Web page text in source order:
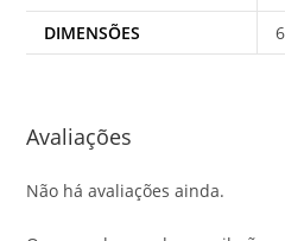
DIMENSÕES
Avaliações
Não há avaliações ainda.